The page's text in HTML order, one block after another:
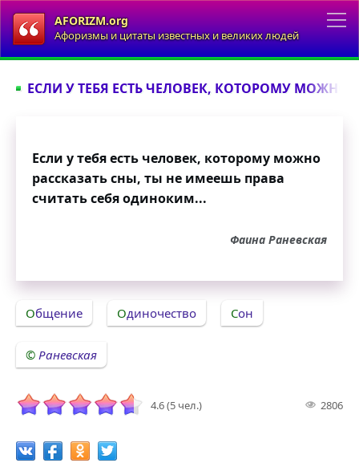
AFORIZM.org
Афоризмы и цитаты известных и великих людей
ЕСЛИ У ТЕБЯ ЕСТЬ ЧЕЛОВЕК, КОТОРОМУ МОЖНО
Если у тебя есть человек, которому можно
рассказать сны, ты не имеешь права
считать себя одиноким...
Фаина Раневская
Общение Одиночество Сон
Раневская
4.6 (5 чел.) 2806